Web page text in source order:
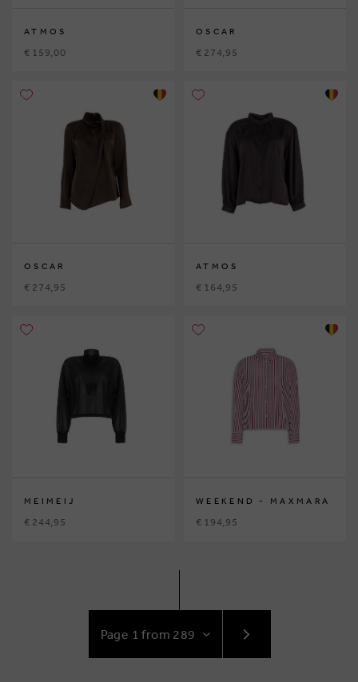
ATMOS
€ 159,00
OSCAR
€ 274,95
OSCAR
€ 274,95
ATMOS
€ 164,95
MEIMEIJ
€ 244,95
WEEKEND - MAXMARA
€ 194,95
TO
NEXT